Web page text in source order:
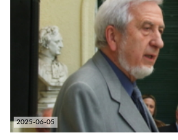
TROPICALMAGAZIN
GLOBOTV
AFRIKA TUDÁSTÁR
2025-06-05